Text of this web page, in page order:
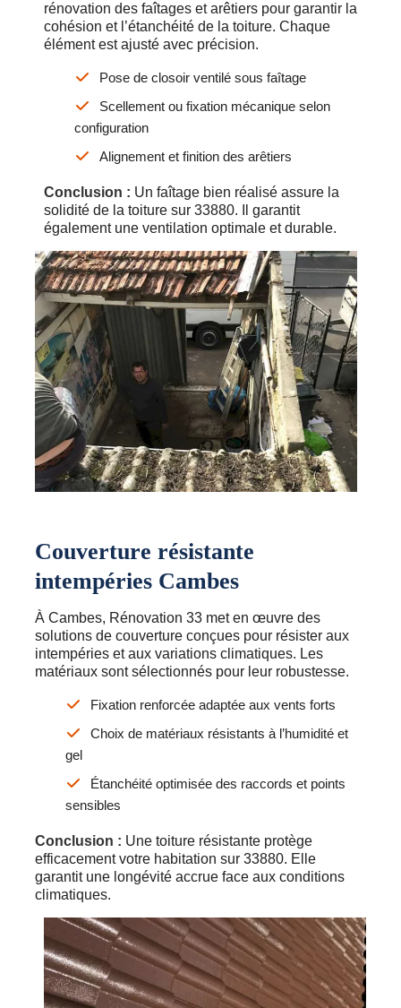
rénovation des faîtages et arêtiers pour garantir la
cohésion et l’étanchéité de la toiture. Chaque
élément est ajusté avec précision.
Pose de closoir ventilé sous faîtage
Scellement ou fixation mécanique selon
configuration
Alignement et finition des arêtiers
Conclusion : Un faîtage bien réalisé assure la
solidité de la toiture sur 33880. Il garantit
également une ventilation optimale et durable.
Couverture résistante
intempéries Cambes
À Cambes, Rénovation 33 met en œuvre des
solutions de couverture conçues pour résister aux
intempéries et aux variations climatiques. Les
matériaux sont sélectionnés pour leur robustesse.
Fixation renforcée adaptée aux vents forts
Choix de matériaux résistants à l’humidité et
gel
Étanchéité optimisée des raccords et points
sensibles
Conclusion : Une toiture résistante protège
efficacement votre habitation sur 33880. Elle
garantit une longévité accrue face aux conditions
climatiques.